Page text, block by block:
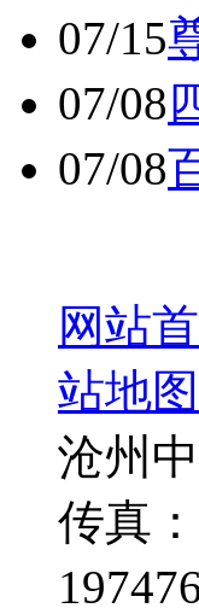
07/15
07/08
07/08
网站
站地图
沧州
传真